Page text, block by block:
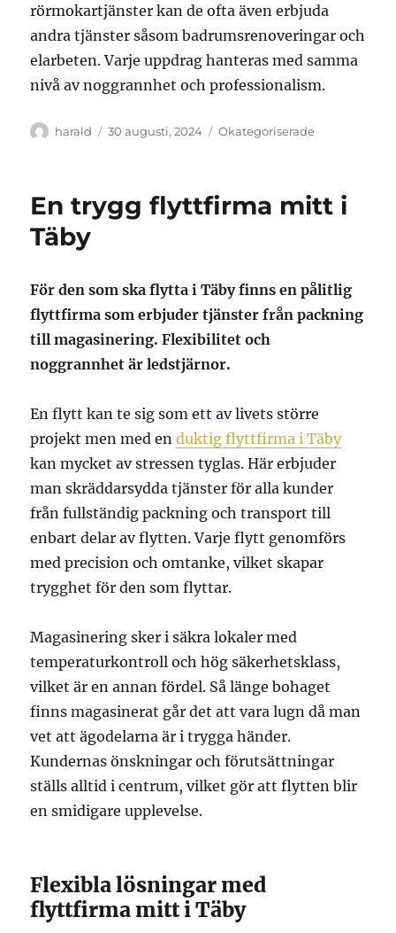
rörmokartjänster kan de ofta även erbjuda
andra tjänster såsom badrumsrenoveringar och
elarbeten. Varje uppdrag hanteras med samma
nivå av noggrannhet och professionalism.
Författare
harald
Publicerat
30 augusti, 2024 Kategorier
Okategoriserade
En trygg flyttfirma mitt i
Täby
För den som ska flytta i Täby finns en pålitlig
flyttfirma som erbjuder tjänster från packning
till magasinering. Flexibilitet och
noggrannhet är ledstjärnor.
En flytt kan te sig som ett av livets större
projekt men med enduktig flyttfirma i Täby
kan mycket av stressen tyglas. Här erbjuder
man skräddarsydda tjänster för alla kunder
från fullständig packning och transport till
enbart delar av flytten. Varje flytt genomförs
med precision och omtanke, vilket skapar
trygghet för den som flyttar.
Magasinering sker i säkra lokaler med
temperaturkontroll och hög säkerhetsklass,
vilket är en annan fördel. Så länge bohaget
finns magasinerat går det att vara lugn då man
vet att ägodelarna är i trygga händer.
Kundernas önskningar och förutsättningar
ställs alltid i centrum, vilket gör att flytten blir
en smidigare upplevelse.
Flexibla lösningar med
flyttfirma mitt i Täby